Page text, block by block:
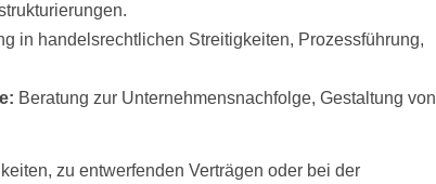
in handelsrechtlichen Streitigkeiten, Prozessführung,
Beratung zur Unternehmensnachfolge, Gestaltung von
zu entwerfenden Verträgen oder bei der